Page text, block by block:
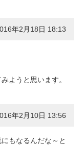
年2月18日 18:13
ようと思います。
年2月10日 13:56
もなるんだな～と